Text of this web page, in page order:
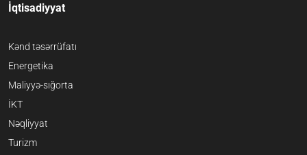
İqtisadiyyat
Kənd təsərrüfatı
Energetika
Maliyyə-sığorta
İKT
Nəqliyyat
Turizm